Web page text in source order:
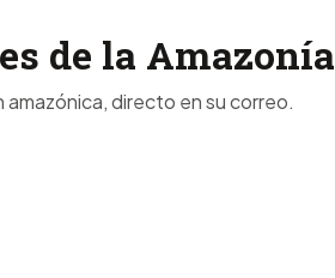
de la Amazonía
directo en su correo.